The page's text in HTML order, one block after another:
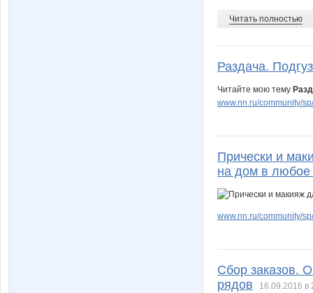
Читать полностью
Раздача.
Читайте мою тему
www.nn.ru/community/
Прически и
на дом в любое
www.nn.ru/community/
Сбор заказов.
рядов
16.09.2016 в